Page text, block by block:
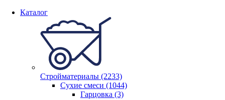
Каталог
Стройматериалы (2233)
Сухие смеси (1044)
Гарцовка (3)